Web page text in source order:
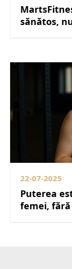
sănătos,
22-07-2025
Puterea
femei,